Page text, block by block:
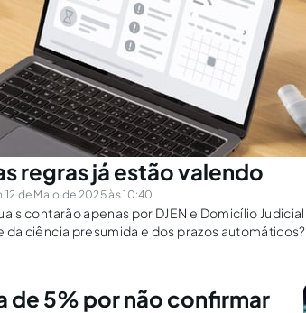
regras já estão valendo
de Maio de 2025 às 10:40
contarão apenas por DJEN e Domicílio Judicial
ciência presumida e dos prazos automáticos?
5% por não confirmar